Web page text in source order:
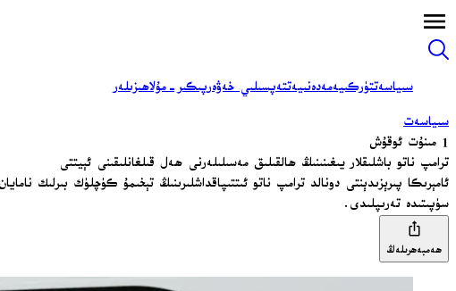
سىياسەتتۈركىيەمەدەنىيەتتەپسىلىي خەۋەرپىكىر-مۇلاھىزىلەر
سىياسەت
1 مىنۇت ئوقۇش
ترامپ ناتو باشلىقلار يىغىنىنىڭ ھالقىلىق مەسىلىلەرنى ھەل قىلغانلىقىنى ئېيتتى
ئامېرىكا پىرېزىدېنتى دونالد ترامپ ناتو ئىتتىپاقداشلىرىنىڭ تېخىمۇ كۈچلۈك بىرلىك
سۈپىتىدە تەرىپلىدى.
ھەمبەھرىلەڭ